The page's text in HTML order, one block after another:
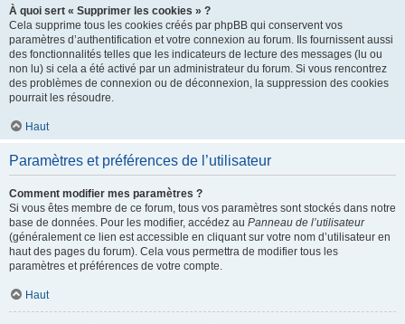
À quoi sert « Supprimer les cookies » ?
Cela supprime tous les cookies créés par phpBB qui conservent vos
paramètres d’authentification et votre connexion au forum. Ils fournissent aussi
des fonctionnalités telles que les indicateurs de lecture des messages (lu ou
non lu) si cela a été activé par un administrateur du forum. Si vous rencontrez
des problèmes de connexion ou de déconnexion, la suppression des cookies
pourrait les résoudre.
Haut
Paramètres et préférences de l’utilisateur
Comment modifier mes paramètres ?
Si vous êtes membre de ce forum, tous vos paramètres sont stockés dans notre
base de données. Pour les modifier, accédez au Panneau de l’utilisateur
(généralement ce lien est accessible en cliquant sur votre nom d’utilisateur en
haut des pages du forum). Cela vous permettra de modifier tous les
paramètres et préférences de votre compte.
Haut